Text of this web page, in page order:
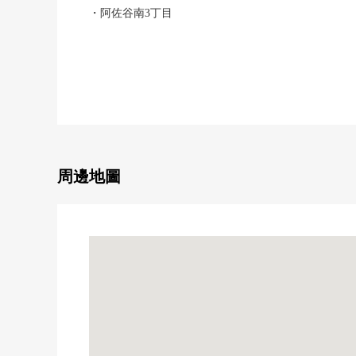
・阿佐谷南3丁目
・從屬於鋼筋混凝土造，地下1樓的3階建低層Mansion
周邊地圖